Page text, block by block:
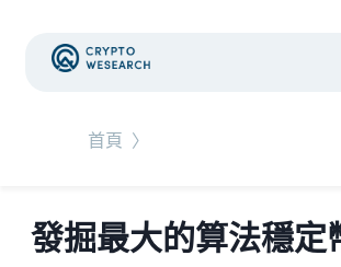
首頁 〉
發掘最大的算法穩定